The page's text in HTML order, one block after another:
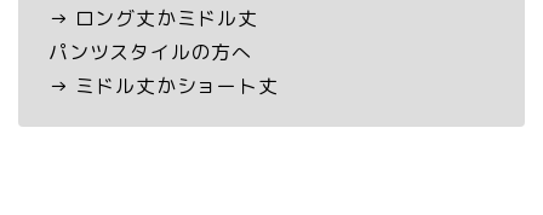
→ ロング丈かミドル丈
パンツスタイルの方へ
→ ミドル丈かショート丈